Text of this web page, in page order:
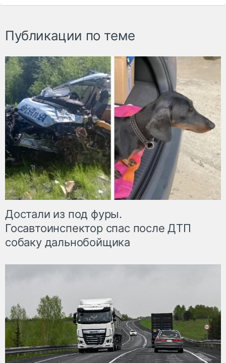
Публикации по теме
Достали из под фуры.
Госавтоинспектор спас после ДТП
собаку дальнобойщика